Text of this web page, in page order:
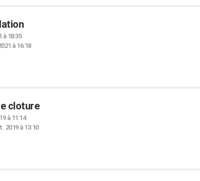
à 18:35
à 16:18
cloture
à 11:14
2019 à 13:10